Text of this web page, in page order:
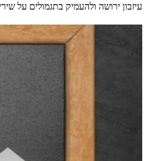
עיזבון ירושה ולהעמיק בתגמולים על